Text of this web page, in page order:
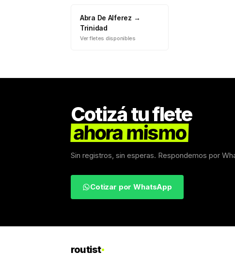
Abra De Alferez →
Trinidad
Ver fletes disponibles
Cotizá tu flete
ahora mismo
Sin registros, sin esperas. Respondemos por
Cotizar por WhatsApp
routist